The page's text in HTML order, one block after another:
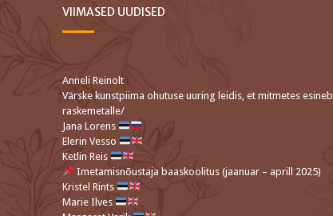
VIIMASED UUDISED
Anneli Reinolt
Värske kunstpiima ohutuse uuring leidis, et mitmetes esineb
raskemetalle/
Jana Lorens
Elerin Vesso
Ketlin Reis
Imetamisnõustaja baaskoolitus (jaanuar – aprill 2025)
Kristel Rints
Marie Ilves